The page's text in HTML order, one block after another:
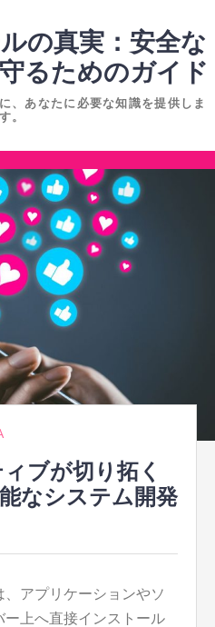
の真実：安全な
るためのガイド
、あなたに必要な知識を提供しま
す。
ブが切り拓く
なシステム開発
アプリケーションやソ
上へ直接インストール